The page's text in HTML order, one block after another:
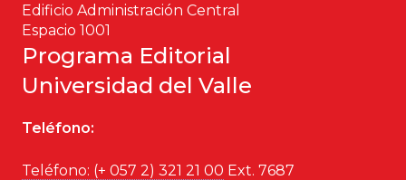
Geografía
Historia
Edificio Administración Central
Espacio 1001
Programa Editorial
Universidad del Valle
Teléfono:
Teléfono: (+ 057 2) 321 21 00 Ext. 7687